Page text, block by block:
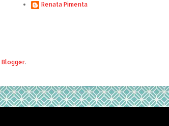
Renata Pimenta
Blogger.